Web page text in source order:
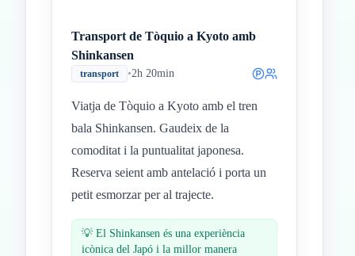
Transport de Tòquio a Kyoto amb
Shinkansen
transport •2h 20min
Viatja de Tòquio a Kyoto amb el tren
bala Shinkansen. Gaudeix de la
comoditat i la puntualitat japonesa.
Reserva seient amb antelació i porta un
petit esmorzar per al trajecte.
💡 El Shinkansen és una experiència
icònica del Japó i la millor manera